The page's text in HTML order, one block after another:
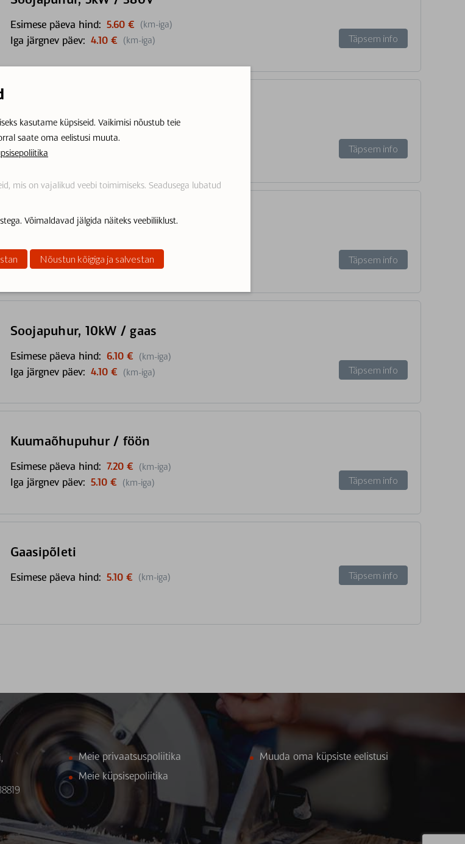
kasutame küpsiseid. Vaikimisi nõustub teie
saate oma eelistusi muuta.
mis on vajalikud veebi toimimiseks. Seadusega lubatud
Võimaldavad jälgida näiteks veebiliiklust.
Nõustun kõigiga ja salvestan
Esimese päeva hind: 5.60 € (km-iga)
Iga järgnev päev: 4.10 € (km-iga) Täpsem info
Esimese päeva hind: 5.10 €
Iga järgnev päev: Täpsem info
Soojapuhur, 30kW / gaas
Esimese päeva hind: 7.20 €
Iga järgnev päev: 4.60 € (km-iga) Täpsem info
Soojapuhur, 10kW / gaas
Esimese päeva hind: 6.10 € (km-iga)
Iga järgnev päev: 4.10 € (km-iga) Täpsem info
Kuumaõhupuhur / föön
Esimese päeva hind: 7.20 € (km-iga)
Iga järgnev päev: 5.10 € (km-iga) Täpsem info
Gaasipõleti
Esimese päeva hind: 5.10 € (km-iga) Täpsem info
Meie privaatsuspoliitika
Meie küpsisepoliitika
Muuda oma küpsiste eelistusi